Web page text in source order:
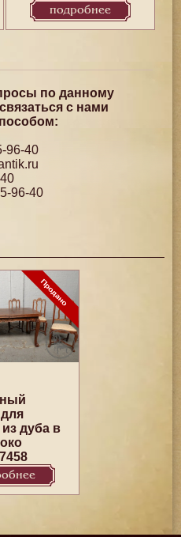
подробнее
по данному
с нами
96-40
96-40
дуба в